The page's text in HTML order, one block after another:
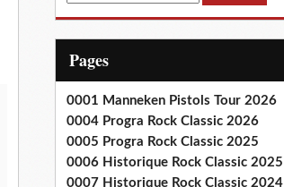
Pages
0001 Manneken Pistols Tour 2026
0004 Progra Rock Classic 2026
0005 Progra Rock Classic 2025
0006 Historique Rock Classic 2025
0007 Historique Rock Classic 2024